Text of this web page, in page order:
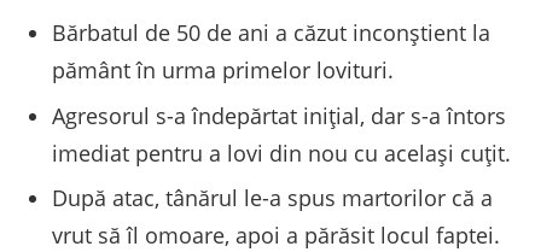
Bărbatul de 50 de ani a căzut inconștient la
pământ în urma primelor lovituri.
Agresorul s-a îndepărtat inițial, dar s-a întors
imediat pentru a lovi din nou cu același cuțit.
După atac, tânărul le-a spus martorilor că a
vrut să îl omoare, apoi a părăsit locul faptei.